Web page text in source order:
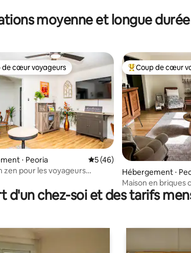
moyenne et longue
la base de 19 commentaires : 4,95 sur 5
cœur voyageurs les plus appréciés
de cœur voyageurs
⋅ Peoria Évaluation moyenne sur la
5 (46)
zen pour les voyageurs
Coups de cœur
Coup de cœur
Hébergement ⋅
Maison en briques
3 chambres - Patio
d'un chez-soi et des tarifs